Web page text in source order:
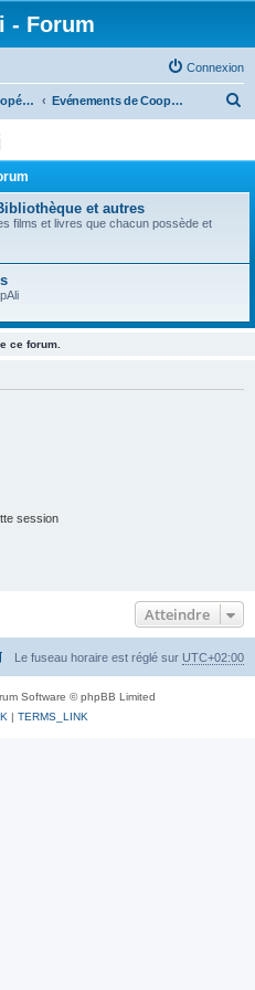
- Forum
Connexion
Forum pour la Coopérative alimentaire Evénements de CoopAli
et autres
films et livres que chacun possède et
ce forum.
session
Atteindre
Le fuseau horaire est réglé sur UTC+02:00
Software © phpBB Limited
| TERMS_LINK